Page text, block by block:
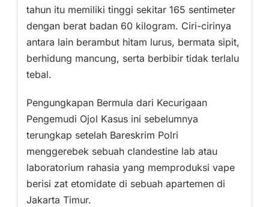
tahun itu memiliki tinggi sekitar 165 sentimeter
dengan berat badan 60 kilogram. Ciri-cirinya
antara lain berambut hitam lurus, bermata sipit,
berhidung mancung, serta berbibir tidak terlalu
tebal.
Pengungkapan Bermula dari Kecurigaan
Pengemudi Ojol Kasus ini sebelumnya
terungkap setelah Bareskrim Polri
menggerebek sebuah clandestine lab atau
laboratorium rahasia yang memproduksi vape
berisi zat etomidate di sebuah apartemen di
Jakarta Timur.